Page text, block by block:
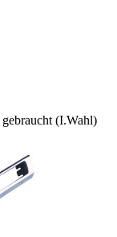
(I.Wahl)